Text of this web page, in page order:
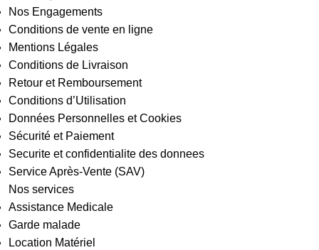
Nos Engagements
Conditions de vente en ligne
Mentions Légales
Conditions de Livraison
Retour et Remboursement
Conditions d’Utilisation
Données Personnelles et Cookies
Sécurité et Paiement
Securite et confidentialite des donnees
Service Après-Vente (SAV)
Nos services
Assistance Medicale
Garde malade
Location Matériel